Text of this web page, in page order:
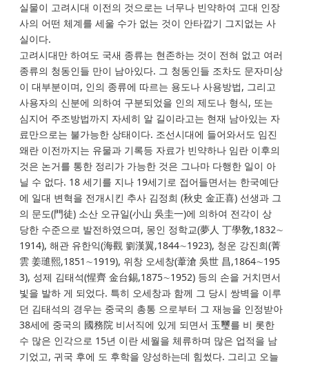
실물이 고려시대 이전의 것으로는 너무나 빈약하여 고대 인장
사의 어떤 체계를 세울 수가 없는 것이 안타깝기 그지없는 사
실이다.
고려시대만 하여도 국새 종류는 현존하는 것이 전혀 없고 여러
종류의 청동인들 만이 남아있다. 그 청동인들 조차도 문자미상
이 대부분이며, 인의 종류에 따르는 용도나 사용방법, 그리고
사용자의 신분에 의하여 구분되었을 인의 제도나 형식, 또는
심지어 주조방법까지 자세히 알 길이라고는 현재 남아있는 자
료만으로는 불가능한 상태이다. 조선시대에 들어와서도 임진
왜란 이전까지는 유물과 기록등 자료가 빈약하나 임란 이후의
것은 논거를 통한 정리가 가능한 것은 그나마 다행한 일이 아
닐 수 없다. 18 세기를 지나 19세기로 접어들면서는 한국예단
에 일대 변혁을 전개시킨 추사 김정희 (秋史 金正喜) 선생과 그
의 문도(門徒) 소산 오규일(小山 吳圭一)에 의하여 전각이 상
당한 수준으로 발전하였으며, 몽인 정학교(夢人 丁學敎,1832∼
1914), 해관 유한익(海觀 劉漢翼,1844∼1923), 청운 강진희(菁
雲 姜璡熙,1851∼1919), 위창 오세창(葦滄 吳世 昌,1864∼195
3), 성제 김태석(惺齊 金台錫,1875∼1952) 등의 손을 거치면서
빛을 발하 게 되었다. 특히 오세창과 함께 그 당시 쌍벽을 이루
던 김태석의 경우는 중국의 총통 으로부터 그 재능을 인정받아
38세에 중국의 國務院 비서직에 있게 되면서 玉璽를 비 롯한
수 많은 인각으로 15년 이란 세월을 체류하며 많은 업적을 남
기었고, 귀국 후에 도 후학을 양성하는데 힘썼다. 그리고 오늘